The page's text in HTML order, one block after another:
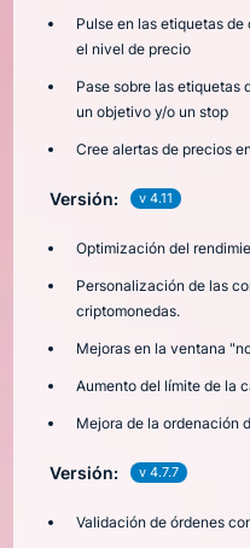
Pulse en las etiquetas
el nivel de precio
Pase sobre las etiquetas
un objetivo y/o un stop
Cree alertas de precios
Versión: v 4.11
Optimización del
Personalización de las
criptomonedas.
Mejoras en la ventana
Aumento del límite de la
Mejora de la ordenación
Versión: v 4.7.7
Validación de órdenes